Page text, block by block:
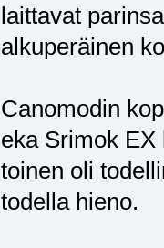
laittavat
alkuperäinen
Canomodin
eka Srimok EX
toinen oli
todella hieno.